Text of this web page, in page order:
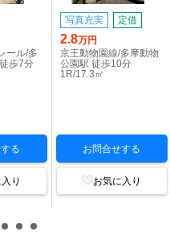
ール/多
歩7分
る
り
写真充実 定借
2.8万円
京王動物園線/多摩動物
公園駅 徒歩10分
1R/17.3㎡
お問合せする
お気に入り